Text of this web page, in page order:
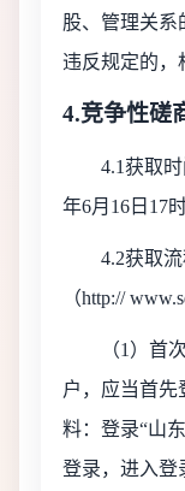
股、管理关系
违反规定的，
4.竞争性磋
4.1获取时
年6月 16 日 17
4.2获取
（http://
（1）首
户，应当首先
料：登录“山
登录，进入登